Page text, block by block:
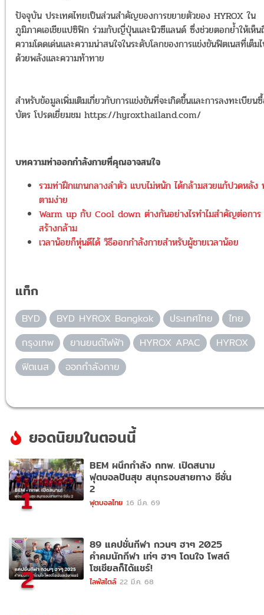
ปัจจุบัน ประเทศไทยเป็นส่วนสำคัญของการขยายตัวของ HYROX ใน
ภูมิภาคเอเชียแปซิฟิก ร่วมกับญี่ปุ่นและนิวซีแลนด์ ซึ่งช่วยตอกย้ำให้เห็น
ความโดดเด่นและความน่าสนใจในระดับโลกของการแข่งขันฟิตเนสที่เต็ม
ด้วยพลังและความท้าทาย
สำหรับข้อมูลเพิ่มเติมเกี่ยวกับการแข่งขันที่จะเกิดขึ้นและการลงทะเบียน
บัตร โปรดเยี่ยมชม https://hyroxthailand.com/
บทความท่าออกกำลังกายที่คุณอาจสนใจ
รวมท่าฝึกแกนกลางลำตัว แบบไม่หนัก ได้กล้ามสวยแก้ปวดหลัง
ตามง่าย
Warm up กับ Cool down ต่างกันอย่างไรทำไมสำคัญต่อการ
สร้างกล้าม
เวลาน้อยก็หุ่นดีได้ วิธีออกกำลังกายสำหรับผู้ชายเวลาน้อย
แท็ก
BYD BYD HYROX Bangkok ประเทศไทย
ไทย
กรุงเทพ
ยานยนต์ไฟฟ้า HYROX APAC
HYROX
ฟิตเนส
ออกกำลังกาย
ยอดนิยมในตอนนี้
1
BEM ผนึกกำลัง กทพ. เปิดสนาม
ฟุตบอลปันสุข สนุกรอบสายทาง ซีซั่น
2
ฟุตบอลไทย 16 มี.ค. 69
2
89 แคปชั่นกีฬา กวนๆ ฮาๆ 2025
คำคมนักกีฬา เท่ๆ ฮาๆ โดนใจ โพสต์
โซเชียลก็ได้แชร์!
ไลฟ์สไตล์ 22 มี.ค. 68